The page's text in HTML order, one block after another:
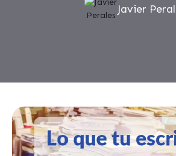
Javier